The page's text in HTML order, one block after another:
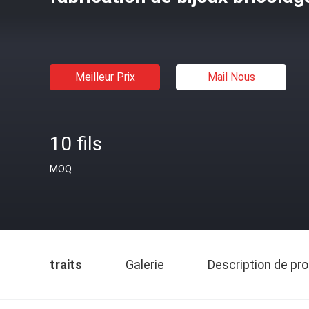
Meilleur Prix Mail Nous
10 fils
MOQ
traits Galerie Description de